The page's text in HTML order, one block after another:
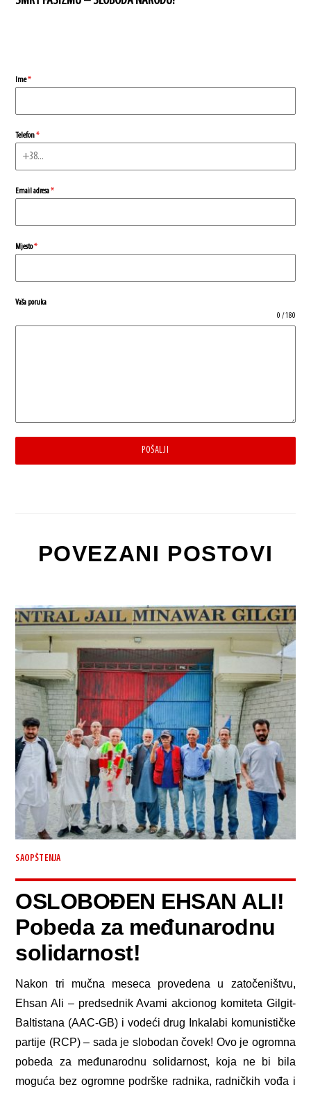
Ime*
Telefon*
Email adresa*
Mjesto*
Vaša poruka
0 / 180
POŠALJI
POVEZANI POSTOVI
SAOPŠTENJA
OSLOBOĐEN EHSAN ALI!
Pobeda za međunarodnu
solidarnost!
Nakon tri mučna meseca provedena u zatočeništvu,
Ehsan Ali – predsednik Avami akcionog komiteta Gilgit-
Baltistana (AAC-GB) i vodeći drug Inkalabi komunističke
partije (RCP) – sada je slobodan čovek! Ovo je ogromna
pobeda za međunarodnu solidarnost, koja ne bi bila
moguća bez ogromne podrške radnika, radničkih vođa i